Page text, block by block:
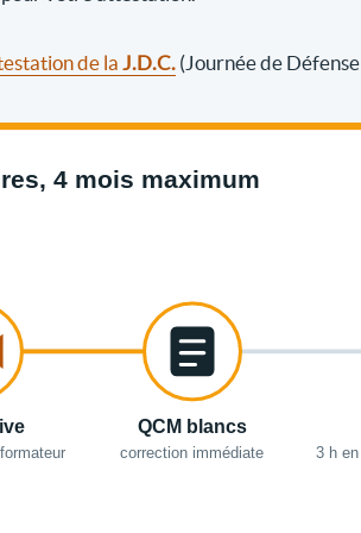
de la J.D.C. (Journée de